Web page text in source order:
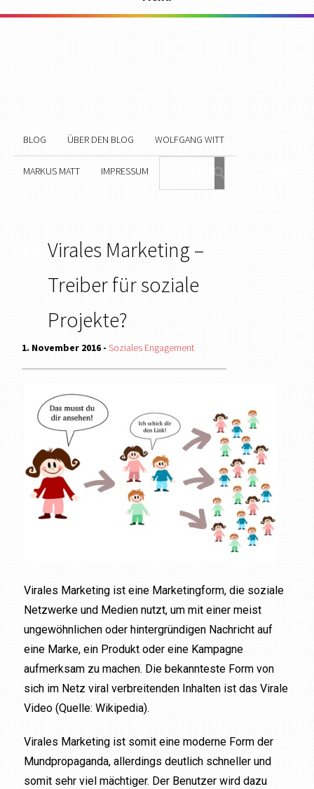
BLOG ÜBER DEN BLOG WOLFGANG WITT
MARKUS MATT IMPRESSUM
Virales Marketing –
Treiber für soziale
Projekte?
1. November 2016 - Soziales Engagement
Virales Marketing ist eine Marketingform, die soziale
Netzwerke und Medien nutzt, um mit einer meist
ungewöhnlichen oder hintergründigen Nachricht auf
eine Marke, ein Produkt oder eine Kampagne
aufmerksam zu machen. Die bekannteste Form von
sich im Netz viral verbreitenden Inhalten ist das Virale
Video (Quelle: Wikipedia).
Virales Marketing ist somit eine moderne Form der
Mundpropaganda, allerdings deutlich schneller und
somit sehr viel mächtiger. Der Benutzer wird dazu